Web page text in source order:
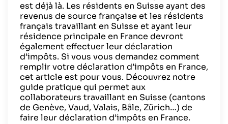
est déjà là. Les résidents en Suisse ayant des
revenus de source française et les résidents
français travaillant en Suisse et ayant leur
résidence principale en France devront
également effectuer leur déclaration
d’impôts. Si vous vous demandez comment
remplir votre déclaration d’impôts en France,
cet article est pour vous. Découvrez notre
guide pratique qui permet aux
collaborateurs travaillant en Suisse (cantons
de Genève, Vaud, Valais, Bâle, Zürich…) de
faire leur déclaration d’impôts en France.